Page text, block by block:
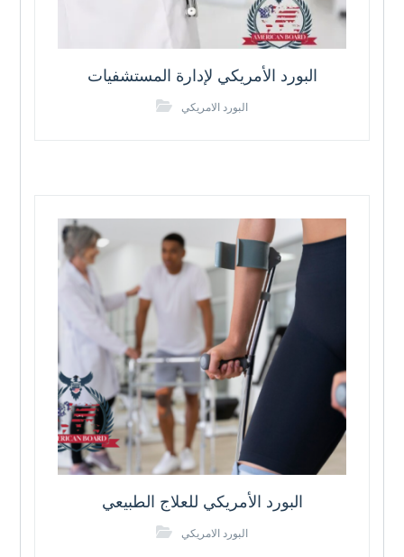
البورد الأمريكي لإدارة المستشفيات
البورد الامريكي
البورد الأمريكي للعلاج الطبيعي
البورد الامريكي